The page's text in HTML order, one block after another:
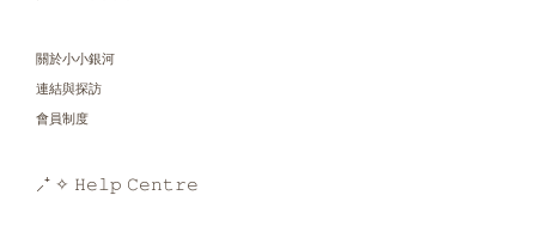
關於小小銀河
連結與探訪
會員制度
⸝⁺ ✧ 𝙷𝚎𝚕𝚙 𝙲𝚎𝚗𝚝𝚛𝚎